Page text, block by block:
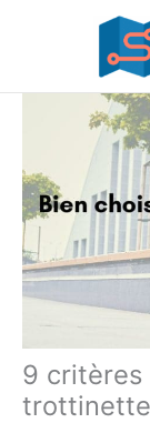
9 critères